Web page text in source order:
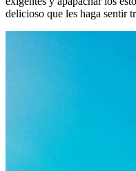
delicioso que les haga sentir